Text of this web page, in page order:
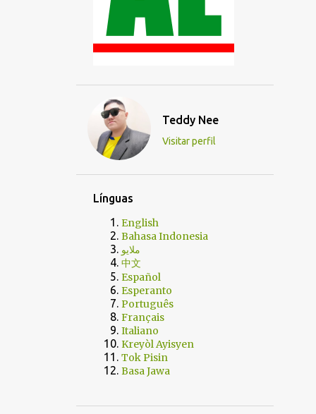
Teddy Nee
Visitar perfil
Línguas
English
Bahasa Indonesia
ملايو
中文
Español
Esperanto
Português
Français
Italiano
Kreyòl Ayisyen
Tok Pisin
Basa Jawa